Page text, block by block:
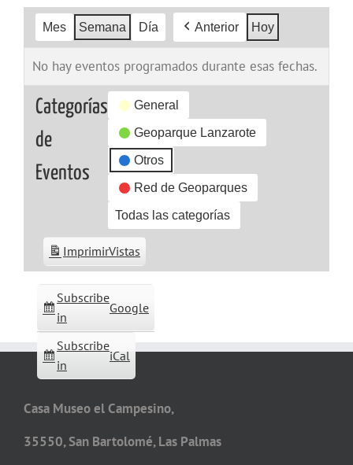
Mes Semana Día Anterior Hoy
No hay eventos programados durante esas fechas.
Categorías
de
Eventos
General
Geoparque Lanzarote
Otros
Red de Geoparques
Todas las categorías
Subscribe
in
Google
Subscribe
in
iCal
ImprimirVistas
Casa Museo el Campesino,
35550, San Bartolomé, Las Palmas